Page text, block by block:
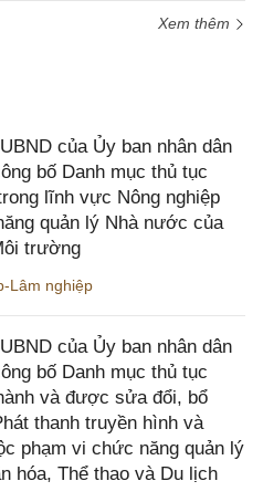
Xem thêm
của Ủy ban nhân dân
bố Danh mục thủ tục
lĩnh vực Nông nghiệp
quản lý Nhà nước của
trường
Lâm nghiệp
của Ủy ban nhân dân
bố Danh mục thủ tục
và được sửa đổi, bổ
thanh truyền hình và
phạm vi chức năng quản lý
hóa, Thể thao và Du lịch